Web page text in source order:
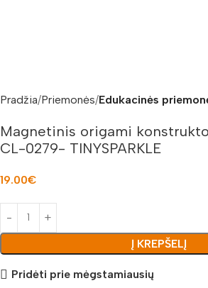
Pradžia Priemonės Edukacinės
Magnetinis origami
CL-0279- TINYSPARKLE
19.00€
Į KREPŠELĮ
Pridėti prie mėgstamiausių